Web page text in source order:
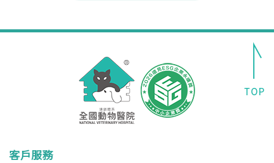
客戶服務